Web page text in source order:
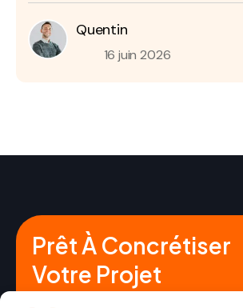
Quentin
16 juin 2026
Prêt À Concrétiser
Votre Projet